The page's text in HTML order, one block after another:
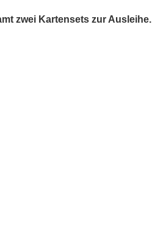
zwei Kartensets zur Ausleihe.